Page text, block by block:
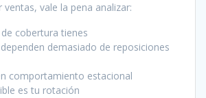
ventas, vale la pena analizar:
cobertura tienes
demasiado de reposiciones
comportamiento estacional
es tu rotación